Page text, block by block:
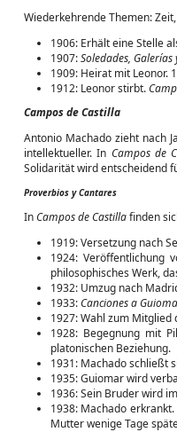
Wiederkehrende Themen:
1906: Erhält eine Stelle
1907:Soledades,
1909: Heirat mit Leonor.
1912: Leonor stirbt.
Campos de Castilla
Antonio Machado zieht nach
intellektueller. In Campos de
Solidarität wird entscheidend
Proverbios y Cantares
InCampos de Castillafinden
1919: Versetzung nach
1924: Veröffentlichung
philosophisches Werk,
1932: Umzug nach
1933:Canciones a
1927: Wahl zum Mitglied
1928: Begegnung mit
platonischen Beziehung.
1931: Machado schließt
1935: Guiomar wird
1936: Sein Bruder wird
1938: Machado
Mutter wenige Tage